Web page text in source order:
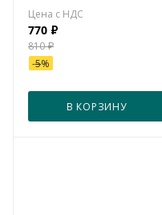
770 ₽
810₽
-5%
В КОРЗИНУ